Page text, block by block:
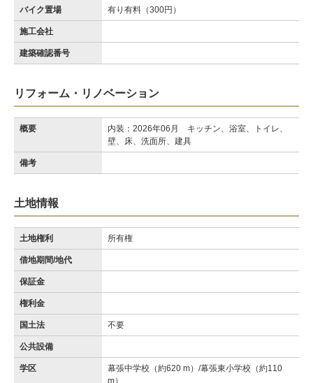
バイク置場 有り有料（300円）
施工会社
建築確認番号
リフォーム・リノベーション
概要
内装：2026年06月 キッチン、浴室、トイレ、
壁、床、洗面所、建具
備考
土地情報
土地権利 所有権
借地期間/地代
保証金
権利金
国土法 不要
公共設備
学区
幕張中学校（約620 m）/幕張東小学校（約110
m）